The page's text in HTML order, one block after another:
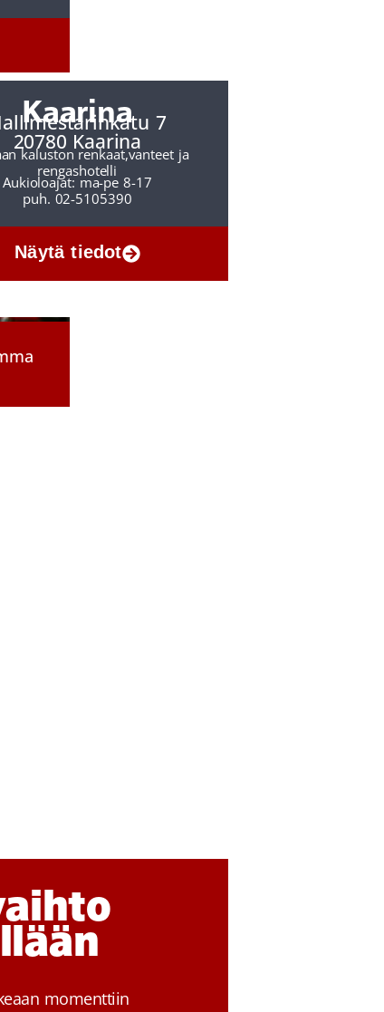
Kaarina 7
20780 Kaarina
kaluston renkaat,vanteet ja
rengashotelli
Aukioloajat: ma-pe 8-17
puh. 02-5105390
Näytä tiedot
momenttiin